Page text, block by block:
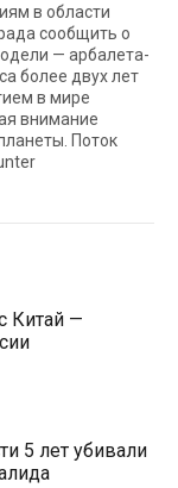
в области
сообщить о
— арбалета-
более двух лет
в мире
внимание
Поток
Китай —
5 лет убивали